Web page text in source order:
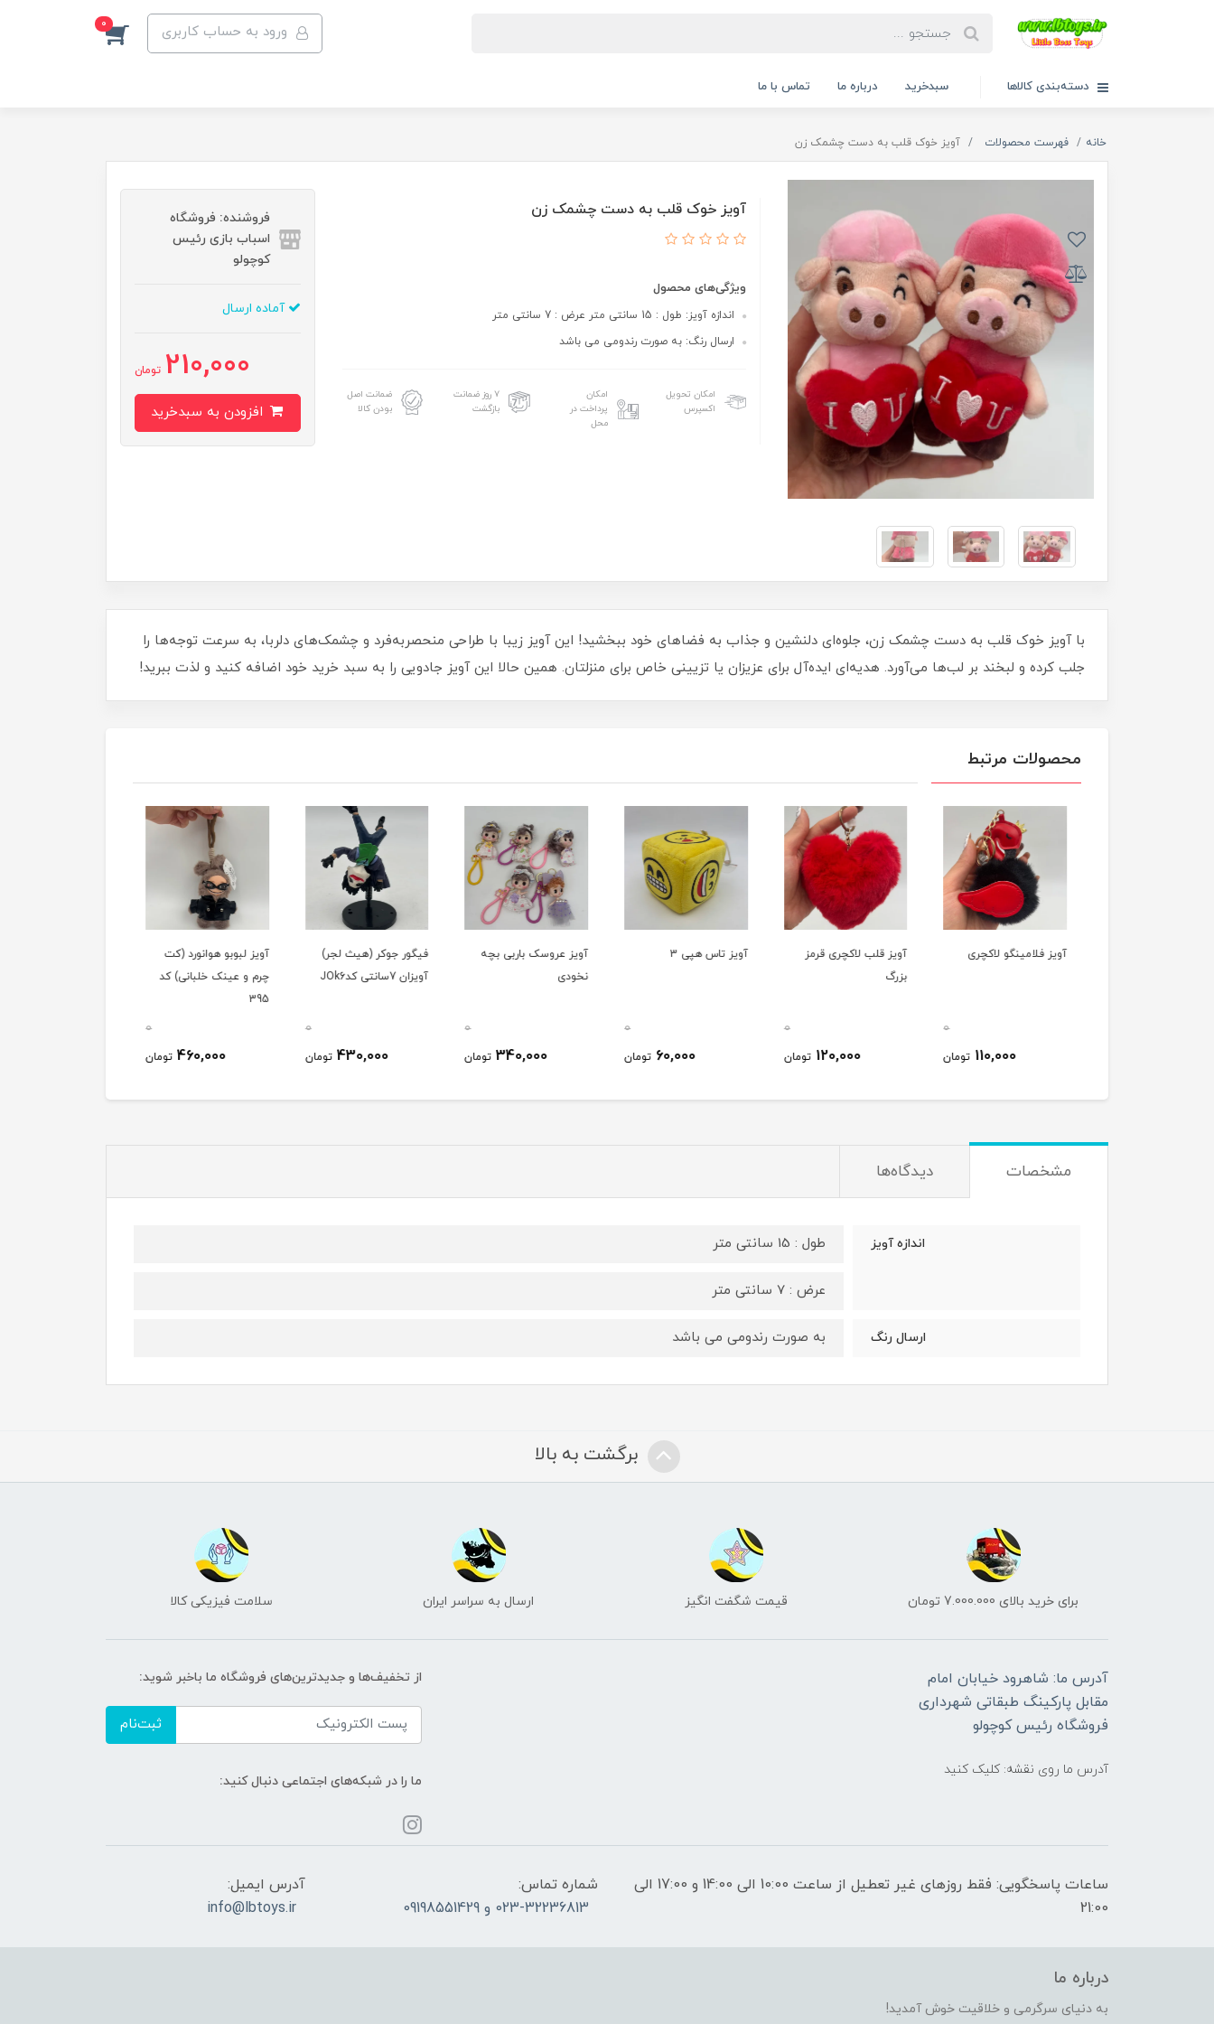
ورود به حساب کاربری 0
دسته‌بندی کالاها سبدخرید درباره ما تماس با ما
خانه فهرست محصولات آویز خوک قلب به دست چشمک زن
آویز خوک قلب به دست چشمک زن
ویژگی‌های محصول
اندازه آویز: طول : 15 سانتی متر عرض : 7 سانتی متر
ارسال رنگ: به صورت رندومی می باشد
امکان تحویل
اکسپرس
امکان
پرداخت در
محل
۷ روز ضمانت
بازگشت
ضمانت اصل
بودن کالا
فروشنده: فروشگاه
اسباب بازی رئیس
کوچولو
آماده ارسال
210,000 تومان
با آویز خوک قلب به دست چشمک زن، جلوه‌ای دلنشین و جذاب به فضاهای خود ببخشید! این آویز زیبا با طراحی منحصربه‌فرد و چشمک‌های دلربا، به سرعت توجه‌ها را
جلب کرده و لبخند بر لب‌ها می‌آورد. هدیه‌ای ایده‌آل برای عزیزان یا تزیینی خاص برای منزلتان. همین حالا این آویز جادویی را به سبد خرید خود اضافه کنید و لذت ببرید!
محصولات مرتبط
آویز فلامینگو لاکچری
0
110,000 تومان
آویز قلب لاکچری قرمز
بزرگ
0
120,000 تومان
آویز تاس هپی 3
0
60,000 تومان
آویز عروسک باربی بچه
نخودی
0
340,000 تومان
فیگور جوکر (هیث لجر)
آویزان 7سانتی کدJOk6
0
430,000 تومان
آویز لبوبو هوانورد (کت
چرم و عینک خلبانی) کد
395
0
460,000 تومان
مشخصات دیدگاه‌ها
اندازه آویز طول : 15 سانتی متر
عرض : 7 سانتی متر
ارسال رنگ به صورت رندومی می باشد
برگشت به بالا
برای خرید بالای 7.000.000 تومان قیمت شگفت انگیز ارسال به سراسر ایران سلامت فیزیکی کالا
آدرس ما: شاهرود خیابان امام
مقابل پارکینگ طبقاتی شهرداری
فروشگاه رئیس کوچولو
آدرس ما روی نقشه: کلیک کنید
از تخفیف‌ها و جدیدترین‌های فروشگاه ما باخبر شوید:
ثبت‌نام
ما را در شبکه‌های اجتماعی دنبال کنید:
ساعات پاسخگویی: فقط روزهای غیر تعطیل از ساعت 10:00 الی 14:00 و 17:00 الی
21:00
شماره تماس:
023-32236813 و 09198551429
آدرس ایمیل:
info@lbtoys.ir
درباره ما
به دنیای سرگرمی و خلاقیت خوش آمدید!